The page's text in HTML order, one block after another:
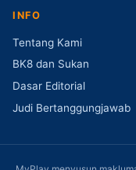
INFO
Tentang Kami
BK8 dan Sukan
Dasar Editorial
Judi Bertanggungjawab